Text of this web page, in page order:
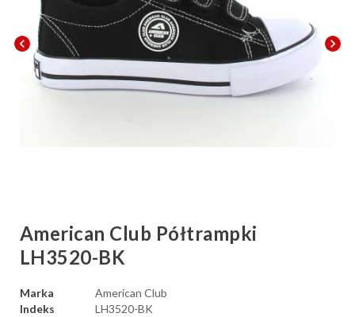
chevron_left chevron_right
American Club Półtrampki
LH3520-BK
Marka
American Club
Indeks
LH3520-BK